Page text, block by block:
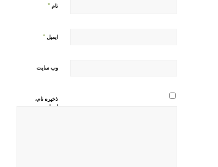
نام *
ایمیل *
وب‌ سایت
ذخیره نام،
ایمیل و